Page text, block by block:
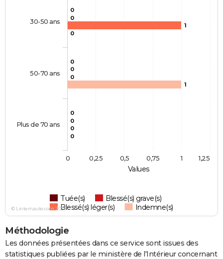
Values
0
0
0
0
0
0
1
0
0
0
1
0
Tuée(s)
Blessé(s) grave(s)
Blessé(s) léger(s)
Indemne(s)
30-50 ans
50-70 ans
Plus de 70 ans
0 1
0,25 0,5 0,75 1,25
© Linternaute.com 2026
Méthodologie
Les données présentées dans ce service sont issues des
statistiques publiées par le ministère de l'Intérieur concernant